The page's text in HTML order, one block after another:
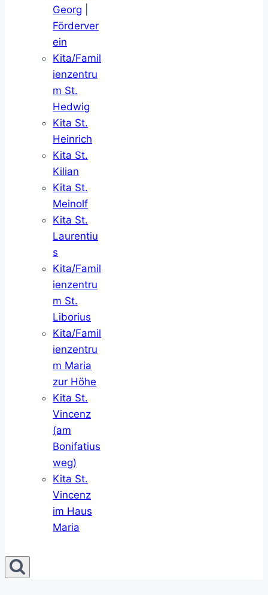
Georg
Förderver
ein
Kita/Famil
ienzentru
m St.
Hedwig
Kita St.
Heinrich
Kita St.
Kilian
Kita St.
Meinolf
Kita St.
Laurentiu
s
Kita/Famil
ienzentru
m St.
Liborius
Kita/Famil
ienzentru
m Maria
zur Höhe
Kita St.
Vincenz
(am
Bonifatius
weg)
Kita St.
Vincenz
im Haus
Maria